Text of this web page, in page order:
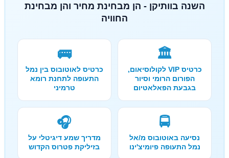
השנה בוותיקן - הן מבחינת מחיר והן מבחינת
החוויה
🏛️
כרטיס VIP לקולוסיאום,
הפורום הרומי וסיור
בגבעת הפאלאטיום
🚌
כרטיס לאוטובוס בין נמל
התעופה לתחנת רומא
טרמיני
🚍
נסיעה באוטובוס מ/אל
נמל התעופה פיומיצ'ינו
🎧
מדריך שמע דיגיטלי על
בזיליקת פטרוס הקדוש